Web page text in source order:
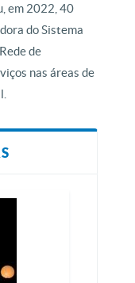
em 2022, 40
do Sistema
de
nas áreas de